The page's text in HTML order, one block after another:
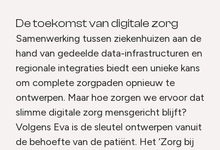
De toekomst van digitale zorg
Samenwerking tussen ziekenhuizen aan de
hand van gedeelde data-infrastructuren en
regionale integraties biedt een unieke kans
om complete zorgpaden opnieuw te
ontwerpen. Maar hoe zorgen we ervoor dat
slimme digitale zorg mensgericht blijft?
Volgens Eva is de sleutel ontwerpen vanuit
de behoefte van de patiënt. Het ‘Zorg bij